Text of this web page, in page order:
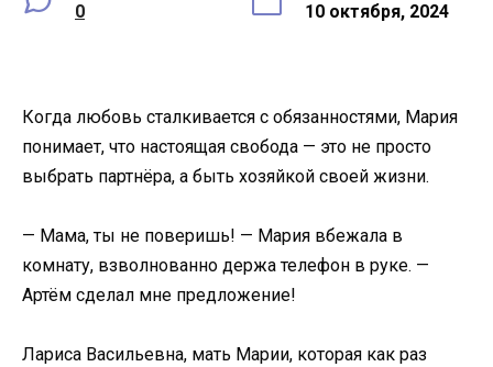
0 10 октября, 2024
Когда любовь сталкивается с обязанностями, Мария
понимает, что настоящая свобода — это не просто
выбрать партнёра, а быть хозяйкой своей жизни.
— Мама, ты не поверишь! — Мария вбежала в
комнату, взволнованно держа телефон в руке. —
Артём сделал мне предложение!
Лариса Васильевна, мать Марии, которая как раз